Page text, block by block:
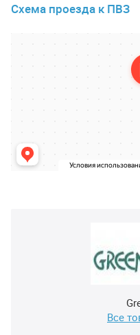
Схема проезда к ПВЗ
Все